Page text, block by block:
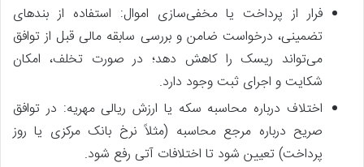
فرار از پرداخت یا مخفی‌سازی اموال: استفاده از بندهای
تضمینی، درخواست ضامن و بررسی سابقه مالی قبل از توافق
می‌تواند ریسک را کاهش دهد؛ در صورت تخلف، امکان
شکایت و اجرای ثبت وجود دارد.
اختلاف درباره محاسبه سکه یا ارزش ریالی مهریه: در توافق
صریح درباره مرجع محاسبه (مثلاً نرخ بانک مرکزی یا روز
پرداخت) تعیین شود تا اختلافات آتی رفع شود.